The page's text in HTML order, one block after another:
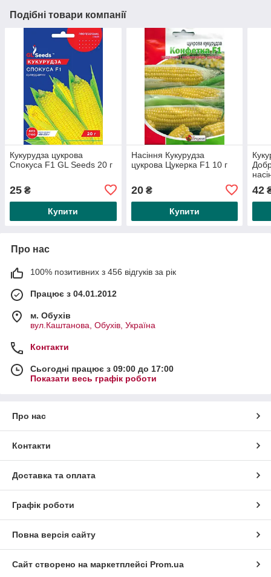
Подібні товари компанії
Кукурудза цукрова
Спокуса F1 GL Seeds 20 г
25 ₴
Купити
Насіння Кукурудза
цукрова Цукерка F1 10 г
20₴
Купити
42
Про нас
100% позитивних з 456 відгуків за рік
Працює з 04.01.2012
м. Обухів
вул.Каштанова, Обухів, Україна
Контакти
Сьогодні працює з 09:00 до 17:00
Показати весь графік роботи
Про нас
Контакти
Доставка та оплата
Графік роботи
Повна версія сайту
Сайт створено на маркетплейсі Prom.ua